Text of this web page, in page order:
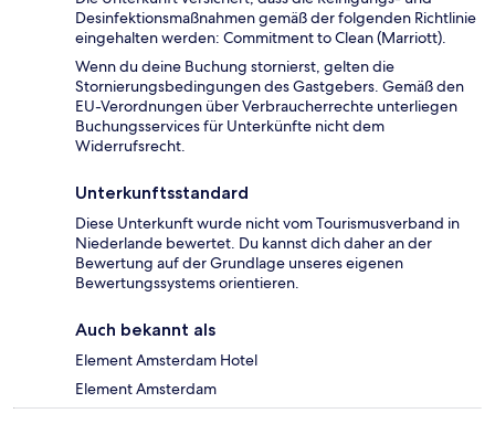
Desinfektionsmaßnahmen gemäß der folgenden Richtlinie
eingehalten werden: Commitment to Clean (Marriott).
Wenn du deine Buchung stornierst, gelten die
Stornierungsbedingungen des Gastgebers. Gemäß den
EU-Verordnungen über Verbraucherrechte unterliegen
Buchungsservices für Unterkünfte nicht dem
Widerrufsrecht.
Unterkunftsstandard
Diese Unterkunft wurde nicht vom Tourismusverband in
Niederlande bewertet. Du kannst dich daher an der
Bewertung auf der Grundlage unseres eigenen
Bewertungssystems orientieren.
Auch bekannt als
Element Amsterdam Hotel
Element Amsterdam